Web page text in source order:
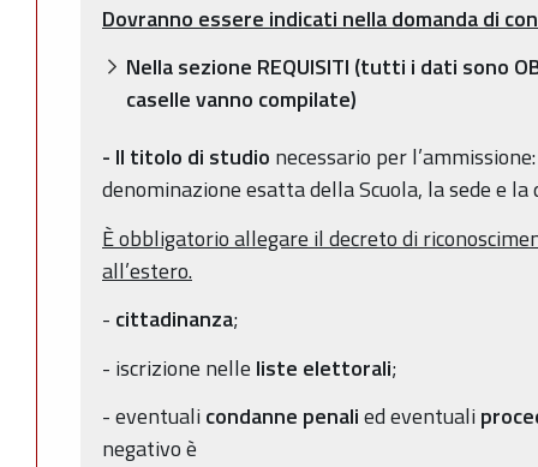
Dovranno essere indicati nella domanda di
Nella sezione REQUISITI (tutti i dati sono
caselle vanno compilate)
- Il titolo di studio necessario per
denominazione esatta della Scuola, la sede e
È obbligatorio allegare il decreto di
all’estero.
- cittadinanza;
- iscrizione nelle liste elettorali;
- eventualicondanne penalied eventuali
negativo è